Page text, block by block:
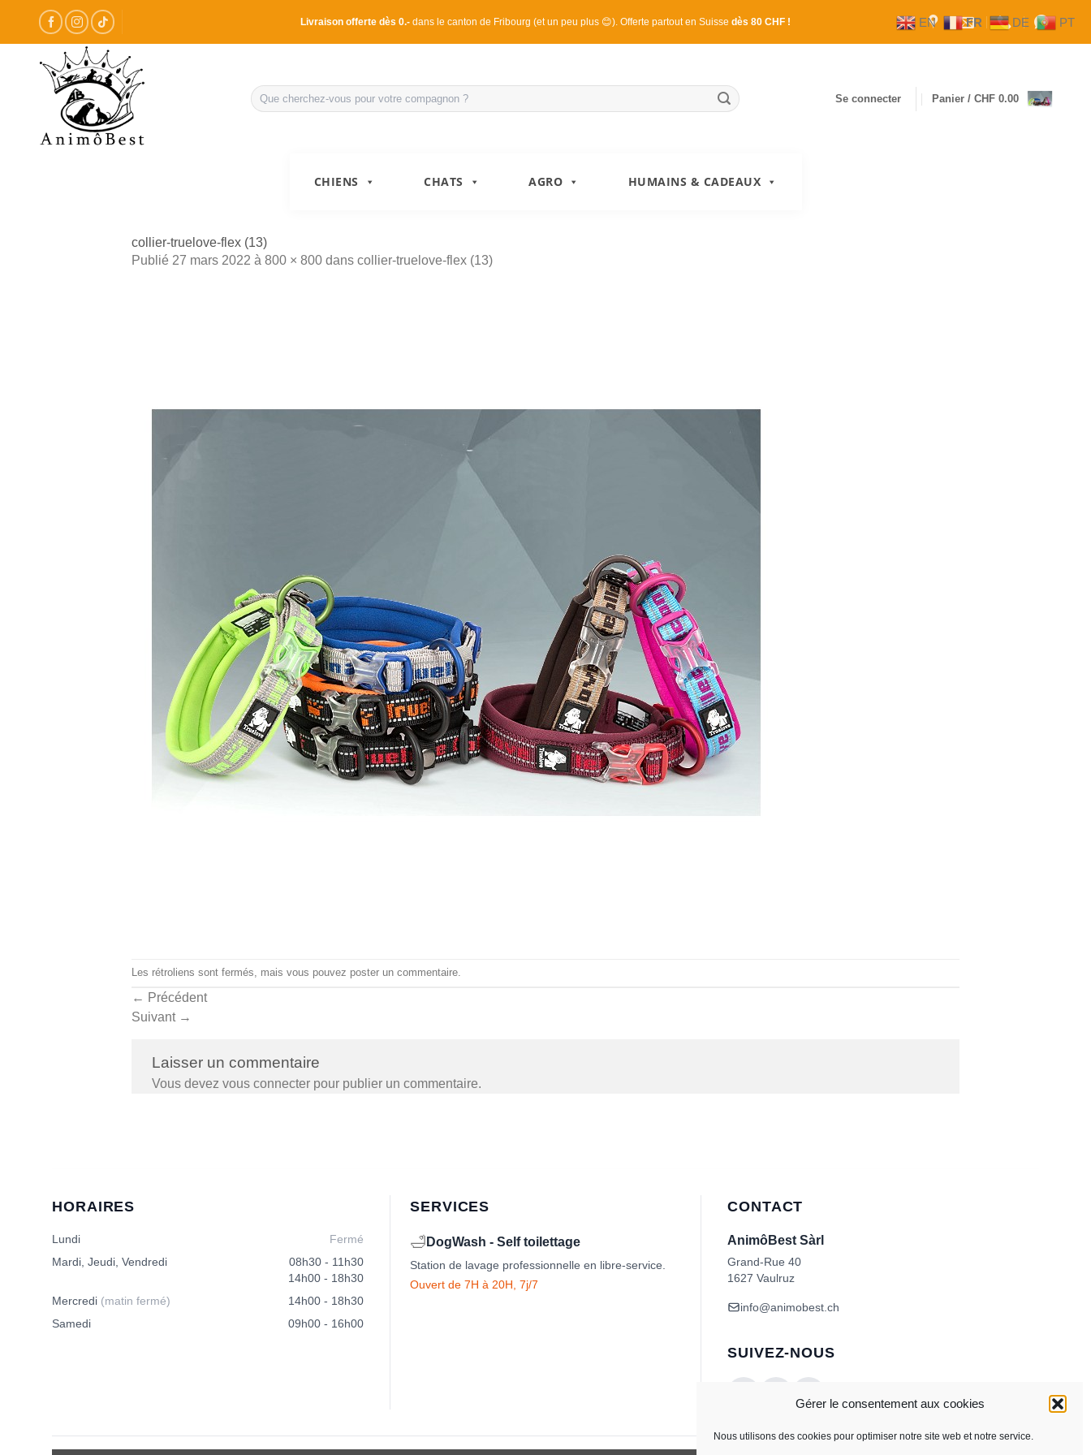
Gérer le consentement aux cookies
Nous utilisons des cookies pour optimiser notre site web et notre service.
contenu
Livraison offerte dès 0.- dans le canton de Fribourg (et un peu plus 😊). Offerte partout en Suisse dès 80 CHF !
Recherche
pour :
Se connecter Panier / CHF 0.00
CHIENS CHATS AGRO HUMAINS & CADEAUX
collier-truelove-flex (13)
Publié 27 mars 2022 à 800 × 800 dans collier-truelove-flex (13)
Les rétroliens sont fermés, mais vous pouvez poster un commentaire.
← Précédent
Suivant →
Laisser un commentaire
Vous devez vous connecter pour publier un commentaire.
HORAIRES
Lundi
Fermé
Mardi, Jeudi, Vendredi
08h30 - 11h30
14h00 - 18h30
Mercredi (matin fermé)
14h00 - 18h30
Samedi
09h00 - 16h00
SERVICES
🛁 DogWash - Self toilettage
Station de lavage professionnelle en libre-service.
Ouvert de 7H à 20H, 7j/7
CONTACT
AnimôBest Sàrl
Grand-Rue 40
1627 Vaulruz
info@animobest.ch
SUIVEZ-NOUS
EN FR DE PT